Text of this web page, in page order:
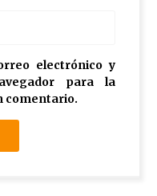
electrónico y
para la
comentario.